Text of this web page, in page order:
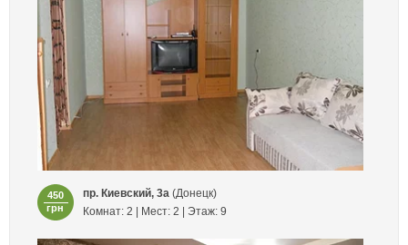
450
грн
пр. Киевский, 3а (Донецк)
Комнат: 2 | Мест: 2 | Этаж: 9